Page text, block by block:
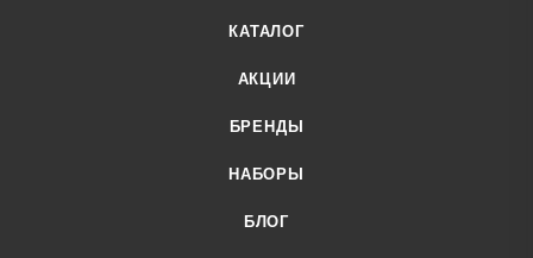
КАТАЛОГ
АКЦИИ
БРЕНДЫ
НАБОРЫ
БЛОГ